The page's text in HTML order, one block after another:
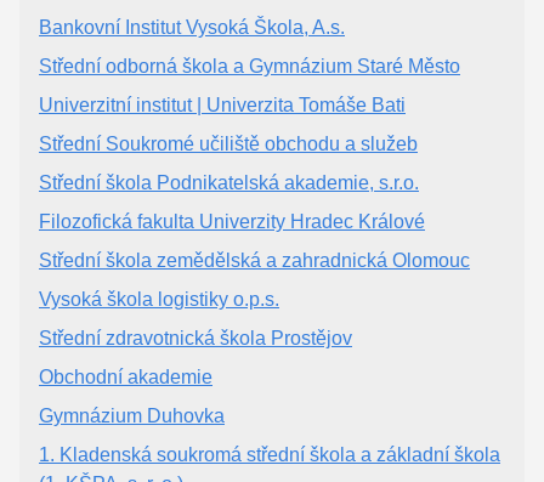
Bankovní Institut Vysoká Škola, A.s.
Střední odborná škola a Gymnázium Staré Město
Univerzitní institut | Univerzita Tomáše Bati
Střední Soukromé učiliště obchodu a služeb
Střední škola Podnikatelská akademie, s.r.o.
Filozofická fakulta Univerzity Hradec Králové
Střední škola zemědělská a zahradnická Olomouc
Vysoká škola logistiky o.p.s.
Střední zdravotnická škola Prostějov
Obchodní akademie
Gymnázium Duhovka
1. Kladenská soukromá střední škola a základní škola